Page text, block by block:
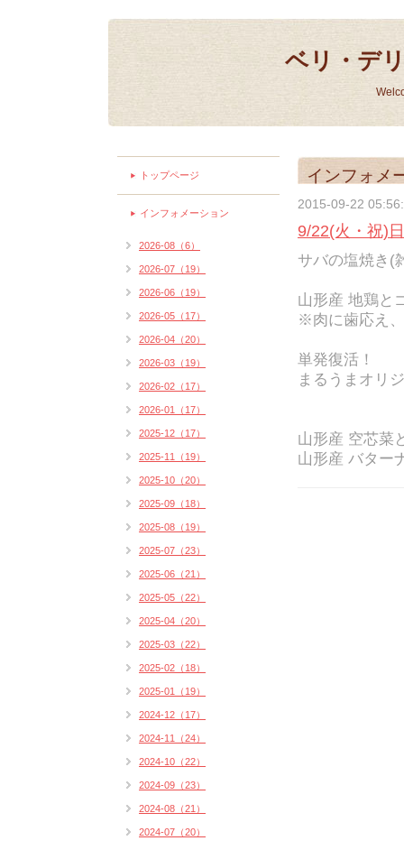
ベリ・デ
インフォメ
2015-09-22
9/22(火・祝)
サバの塩焼き(
山形産 地鶏と
※肉に歯応え
単発復活！
まるうまオリ
山形産 空芯菜
山形産 バター
トップページ
インフォメーション
2026-08（6）
2026-07（19）
2026-06（19）
2026-05（17）
2026-04（20）
2026-03（19）
2026-02（17）
2026-01（17）
2025-12（17）
2025-11（19）
2025-10（20）
2025-09（18）
2025-08（19）
2025-07（23）
2025-06（21）
2025-05（22）
2025-04（20）
2025-03（22）
2025-02（18）
2025-01（19）
2024-12（17）
2024-11（24）
2024-10（22）
2024-09（23）
2024-08（21）
2024-07（20）